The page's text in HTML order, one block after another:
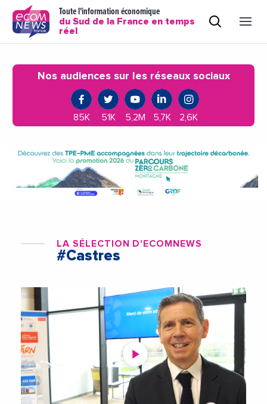
Toute l'information économique
du Sud de la France en temps
réel
Nos audiences sur les réseaux sociaux
85K 51K 5,2M 5,7K 2,6K
LA SÉLECTION D'ECOMNEWS
#Castres